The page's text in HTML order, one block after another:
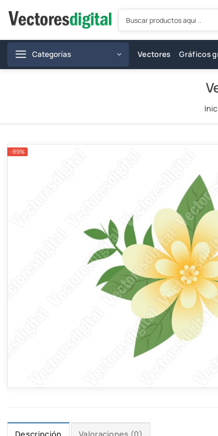
Búsqueda
productos
Categorías Vectores Gráficos
-89%